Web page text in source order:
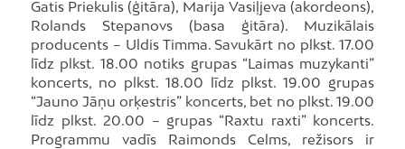
Gatis Priekulis (ģitāra), Marija Vasiļjeva (akordeons),
Rolands Stepanovs (basa ģitāra). Muzikālais
producents – Uldis Timma. Savukārt no plkst. 17.00
līdz plkst. 18.00 notiks grupas “Laimas muzykanti”
koncerts, no plkst. 18.00 līdz plkst. 19.00 grupas
“Jauno Jāņu orķestris” koncerts, bet no plkst. 19.00
līdz plkst. 20.00 – grupas “Raxtu raxti” koncerts.
Programmu vadīs Raimonds Celms, režisors ir